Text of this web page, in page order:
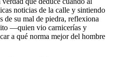
noticias de la calle y sintiendo
de su mal de piedra, reflexiona
—quien vio carnicerías y
a qué norma mejor del hombre